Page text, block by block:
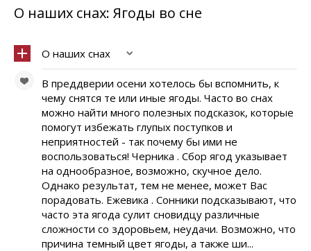
О наших снах: Ягоды во сне
О наших снах
В преддверии осени хотелось бы вспомнить, к
чему снятся те или иные ягоды. Часто во снах
можно найти много полезных подсказок, которые
помогут избежать глупых поступков и
неприятностей - так почему бы ими не
воспользоваться! Черника . Сбор ягод указывает
на однообразное, возможно, скучное дело.
Однако результат, тем не менее, может Вас
порадовать. Ежевика . Сонники подсказывают, что
часто эта ягода сулит сновидцу различные
сложности со здоровьем, неудачи. Возможно, что
причина темный цвет ягоды, а также ши...